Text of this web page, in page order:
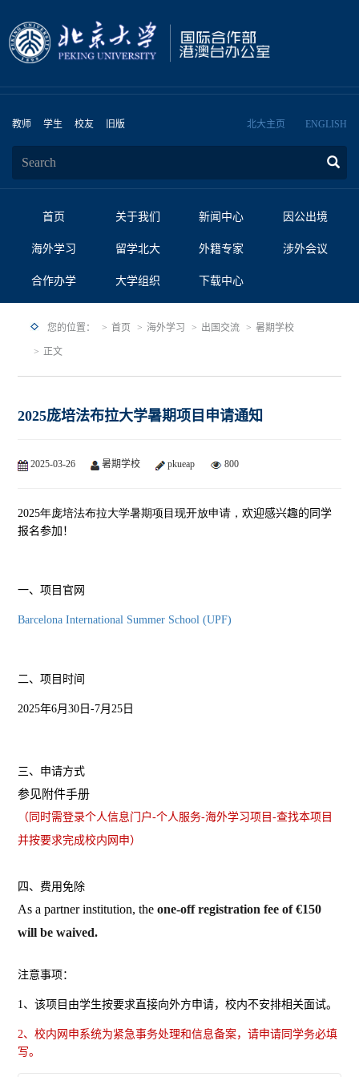
教师 学生 校友 旧版 北大主页 ENGLISH
首页 关于我们 新闻中心 因公出境
海外学习 留学北大 外籍专家 涉外会议
合作办学 大学组织 下载中心
您的位置： 首页 海外学习 出国交流 暑期学校
正文
2025庞培法布拉大学暑期项目申请通知
2025-03-26 暑期学校 pkueap 800
2025年庞培法布拉大学暑期项目现开放申请，欢迎感兴趣的同学
报名参加！
一、项目官网
Barcelona International Summer School (UPF)
二、项目时间
2025年6月30日-7月25日
三、申请方式
参见附件手册
（同时需登录个人信息门户-个人服务-海外学习项目-查找本项目
并按要求完成校内网申）
四、费用免除
As a partner institution, theone-off registration fee of €150
will be waived.
注意事项：
1、该项目由学生按要求直接向外方申请，校内不安排相关面试。
2、校内网申系统为紧急事务处理和信息备案，请申请同学务必填
写。